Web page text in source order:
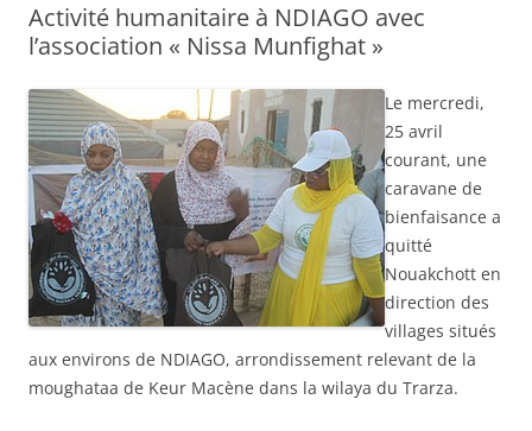
Activité humanitaire à NDIAGO avec
l’association « Nissa Munfighat »
Le mercredi,
25 avril
courant, une
caravane de
bienfaisance a
quitté
Nouakchott en
direction des
villages situés
aux environs de NDIAGO, arrondissement relevant de la
moughataa de Keur Macène dans la wilaya du Trarza.